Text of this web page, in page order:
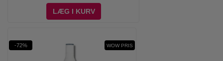
LÆG I KURV
-72% WOW PRIS